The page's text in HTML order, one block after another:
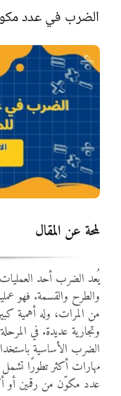
المرحلة الثانية
المرحلة الثالثة
المواد
أنواع الموارد
الألعاب التفاعلية
الضرب في عدد
لمحة عن المقال
يُعد الضرب أحد
والطرح والقسمة. فهو
من المرات، وله أهمية
وتجارية عديدة. في
مهارات أكثر تطورًا تشمل
عدد مكوّن من رقمين أو